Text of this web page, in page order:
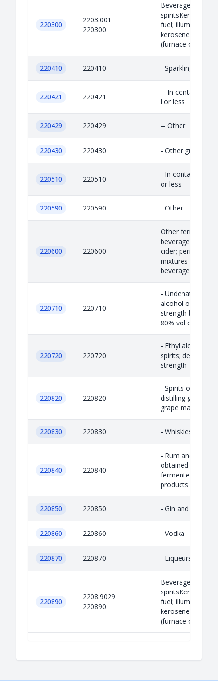
220300
2203.001
220300
Beverages and
spiritsKerosene;
fuel; illuminating
kerosene (IK)
(furnace oil)....
220410 220410 - Sparkling wine
220421 220421
-- In containers
l or less
220429 220429 -- Other
220430 220430 - Other grape
220510 220510
- In containers
or less
220590 220590 - Other
220600 220600
Other fermented
beverages (for
cider; perry;
mixtures of
beverages and
220710 220710
- Undenatured
alcohol of an
strength by
80% vol or higher
220720 220720
- Ethyl alcohol
spirits;
strength
220820 220820
- Spirits obtained
distilling grape
grape marc
220830 220830 - Whiskies
220840 220840
- Rum and other
obtained by
fermented sugar-
products
220850 220850 - Gin and Geneva
220860 220860 - Vodka
220870 220870 - Liqueurs and
220890
2208.9029
220890
Beverages and
spiritsKerosene;
fuel; illuminating
kerosene (IK)
(furnace oil)....